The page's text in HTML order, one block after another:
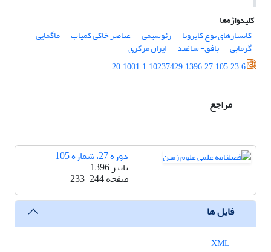
کلیدواژه‌ها
کانسارهای نوع کایرونا
ژئوشیمی عناصر خاکی کمیاب ماگمایی-
گرمابی بافق- ساغند
ایران مرکزی
20.1001.1.10237429.1396.27.105.23.6
مراجع
دوره 27، شماره 105
پاییز 1396
صفحه233-244
فایل ها